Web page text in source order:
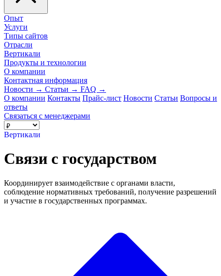
Опыт
Услуги
Типы сайтов
Отрасли
Вертикали
Продукты и технологии
О компании
Контактная информация
Новости → Статьи → FAQ →
О компании Контакты Прайс-лист Новости Статьи Вопросы и
ответы
Связаться с менеджерами
Вертикали
Связи с государством
Координирует взаимодействие с органами власти,
соблюдение нормативных требований, получение разрешений
и участие в государственных программах.